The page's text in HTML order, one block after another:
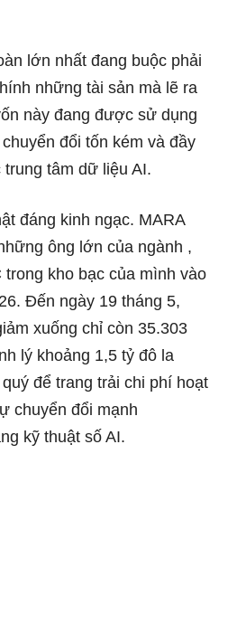
lớn nhất đang buộc phải
những tài sản mà lẽ ra
này đang được sử dụng
đổi tốn kém và đầy
tâm dữ liệu AI.
đáng kinh ngạc. MARA
ông lớn của ngành ,
kho bạc của mình vào
Đến ngày 19 tháng 5,
xuống chỉ còn 35.303
lý khoảng 1,5 tỷ đô la
để trang trải chi phí hoạt
chuyển đổi mạnh
kỹ thuật số AI.